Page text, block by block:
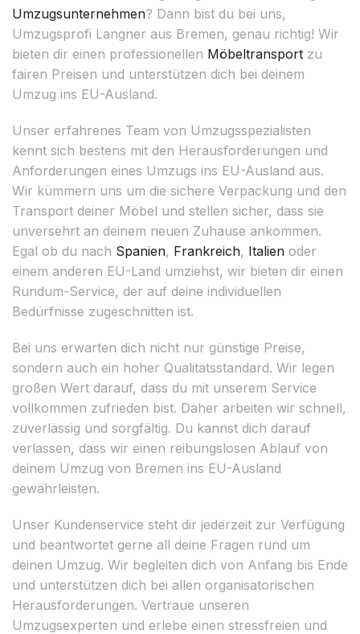
Umzugsunternehmen? Dann bist du bei uns,
Umzugsprofi Langner aus Bremen, genau richtig! Wir
bieten dir einen professionellen Möbeltransport zu
fairen Preisen und unterstützen dich bei deinem
Umzug ins EU-Ausland.
Unser erfahrenes Team von Umzugsspezialisten
kennt sich bestens mit den Herausforderungen und
Anforderungen eines Umzugs ins EU-Ausland aus.
Wir kümmern uns um die sichere Verpackung und den
Transport deiner Möbel und stellen sicher, dass sie
unversehrt an deinem neuen Zuhause ankommen.
Egal ob du nach Spanien, Frankreich, Italien oder
einem anderen EU-Land umziehst, wir bieten dir einen
Rundum-Service, der auf deine individuellen
Bedürfnisse zugeschnitten ist.
Bei uns erwarten dich nicht nur günstige Preise,
sondern auch ein hoher Qualitätsstandard. Wir legen
großen Wert darauf, dass du mit unserem Service
vollkommen zufrieden bist. Daher arbeiten wir schnell,
zuverlässig und sorgfältig. Du kannst dich darauf
verlassen, dass wir einen reibungslosen Ablauf von
deinem Umzug von Bremen ins EU-Ausland
gewährleisten.
Unser Kundenservice steht dir jederzeit zur Verfügung
und beantwortet gerne all deine Fragen rund um
deinen Umzug. Wir begleiten dich von Anfang bis Ende
und unterstützen dich bei allen organisatorischen
Herausforderungen. Vertraue unseren
Umzugsexperten und erlebe einen stressfreien und